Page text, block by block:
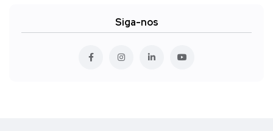
Siga-nos